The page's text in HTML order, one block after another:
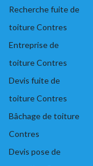
Recherche fuite de
toiture Contres
Entreprise de
toiture Contres
Devis fuite de
toiture Contres
Bâchage de toiture
Contres
Devis pose de